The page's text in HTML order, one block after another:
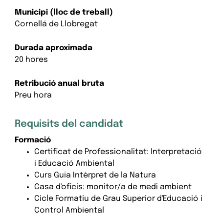
Municipi (lloc de treball)
Cornellá de Llobregat
Durada aproximada
20 hores
Retribució anual bruta
Preu hora
Requisits del candidat
Formació
Certificat de Professionalitat: Interpretació
i Educació Ambiental
Curs Guia Intèrpret de la Natura
Casa d'oficis: monitor/a de medi ambient
Cicle Formatiu de Grau Superior d'Educació i
Control Ambiental